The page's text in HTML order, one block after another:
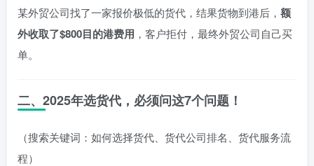
某外贸公司找了一家报价极低的货代，结果货物到港后， 额
外收取了$800目的港费用 ，客户拒付，最终外贸公司自己买
单。
二、2025年选货代，必须问这7个问题！
（搜索关键词：如何选择货代、货代公司排名、货代服务流
程）